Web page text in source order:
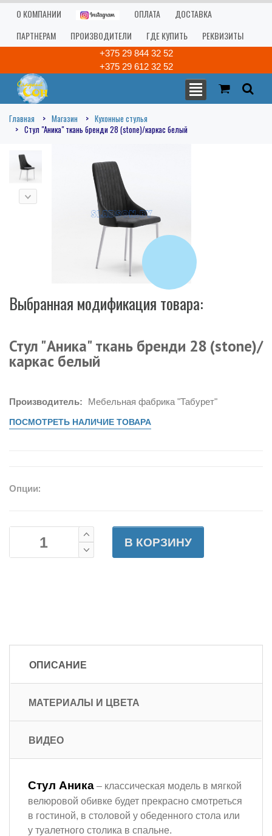
О КОМПАНИИ ОПЛАТА
ДОСТАВКА
ПАРТНЕРАМ
ПРОИЗВОДИТЕЛИ ГДЕ КУПИТЬ РЕКВИЗИТЫ
+375 29 844 32 52
+375 29 612 32 52
Главная Магазин
Кухонные стулья
Стул "Аника" ткань бренди 28 (stone)/каркас белый
Выбранная модификация товара:
Стул "Аника" ткань бренди 28 (stone)/
каркас белый
Производитель: Мебельная фабрика "Табурет"
ПОСМОТРЕТЬ НАЛИЧИЕ ТОВАРА
Опции:
В КОРЗИНУ
ОПИСАНИЕ
МАТЕРИАЛЫ И ЦВЕТА
ВИДЕО
Стул Аника – классическая модель в мягкой
велюровой обивке будет прекрасно смотреться
в гостиной, в столовой у обеденного стола или
у туалетного столика в спальне.